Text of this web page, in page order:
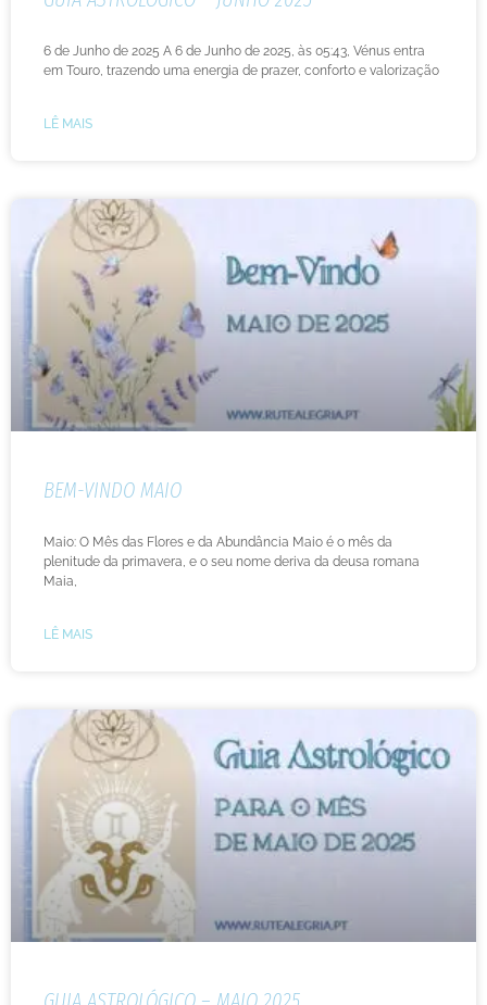
6 de Junho de 2025 A 6 de Junho de 2025, às 05:43, Vénus entra
em Touro, trazendo uma energia de prazer, conforto e valorização
LÊ MAIS
BEM-VINDO MAIO
Maio: O Mês das Flores e da Abundância Maio é o mês da
plenitude da primavera, e o seu nome deriva da deusa romana
Maia,
LÊ MAIS